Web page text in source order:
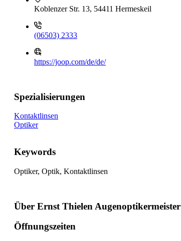
Koblenzer Str. 13, 54411 Hermeskeil
(06503) 2333
https://joop.com/de/de/
Spezialisierungen
Kontaktlinsen
Optiker
Keywords
Optiker, Optik, Kontaktlinsen
Über Ernst Thielen Augenoptikermeister
Öffnungszeiten